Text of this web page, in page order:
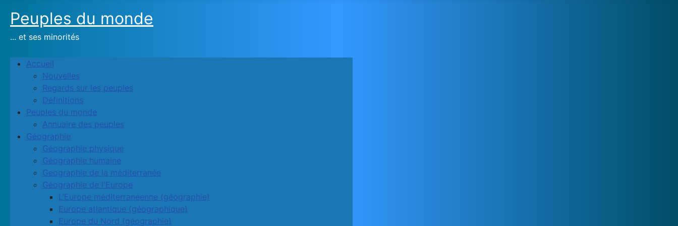
Peuples du monde
... et ses minorités
Accueil
Nouvelles
Regards sur les peuples
Définitions
Peuples du monde
Annuaire des peuples
Géographie
Géographie physique
Géographie humaine
Geographie de la méditerranée
Géographie de l'Europe
L’Europe méditerranéenne (géographie)
Europe atlantique (géographique)
Europe du Nord (géographie)